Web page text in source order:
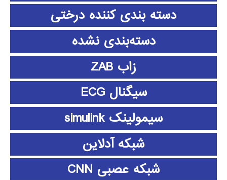
دسته بندی کننده درختی
دسته‌بندی نشده
زاب ZAB
سیگنال ECG
سیمولینک simulink
شبکه آدلاین
شبکه عصبی CNN